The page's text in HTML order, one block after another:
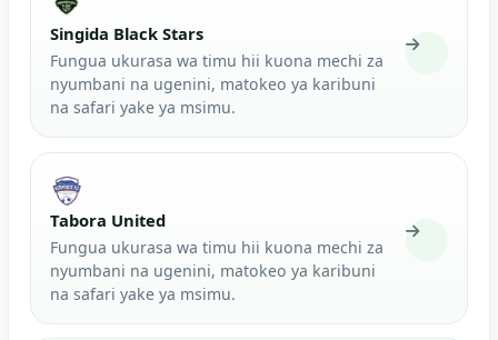
Singida Black Stars
Fungua ukurasa wa timu hii kuona mechi za
nyumbani na ugenini, matokeo ya karibuni
na safari yake ya msimu.
Tabora United
Fungua ukurasa wa timu hii kuona mechi za
nyumbani na ugenini, matokeo ya karibuni
na safari yake ya msimu.